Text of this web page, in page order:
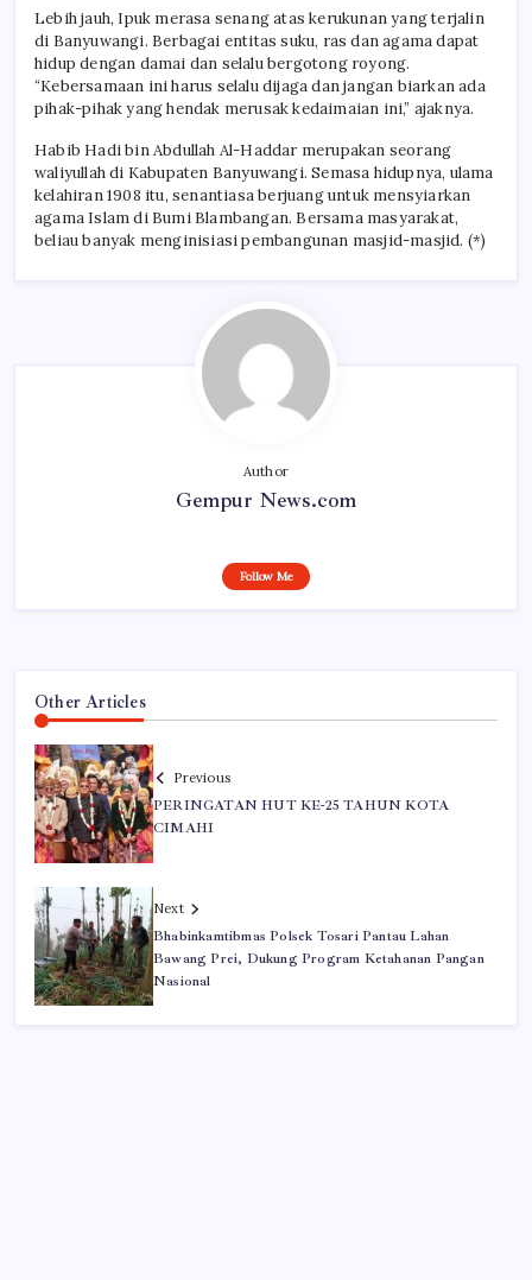
Lebih jauh, Ipuk merasa senang atas kerukunan yang terjalin
di Banyuwangi. Berbagai entitas suku, ras dan agama dapat
hidup dengan damai dan selalu bergotong royong.
“Kebersamaan ini harus selalu dijaga dan jangan biarkan ada
pihak-pihak yang hendak merusak kedaimaian ini,” ajaknya.
Habib Hadi bin Abdullah Al-Haddar merupakan seorang
waliyullah di Kabupaten Banyuwangi. Semasa hidupnya, ulama
kelahiran 1908 itu, senantiasa berjuang untuk mensyiarkan
agama Islam di Bumi Blambangan. Bersama masyarakat,
beliau banyak menginisiasi pembangunan masjid-masjid. (*)
Author
Gempur News.com
Follow Me
Other Articles
Previous
PERINGATAN HUT KE-25 TAHUN KOTA
CIMAHI
Next
Bhabinkamtibmas Polsek Tosari Pantau Lahan
Bawang Prei, Dukung Program Ketahanan Pangan
Nasional